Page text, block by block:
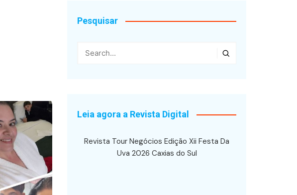
Pesquisar
Leia agora a Revista Digital
Revista Tour Negócios Edição Xii Festa Da
Uva 2026 Caxias do Sul